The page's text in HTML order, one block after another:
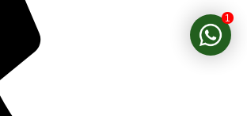
1